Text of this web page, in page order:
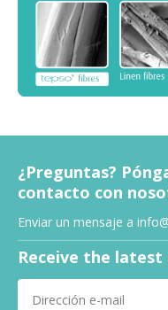
¿Preguntas?
contacto con
Enviar un mensaje a
Receive the